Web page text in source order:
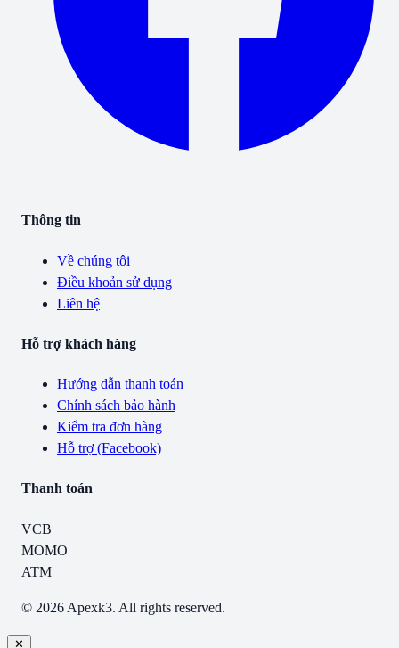
Thông tin
Về chúng tôi
Điều khoản sử dụng
Liên hệ
Hỗ trợ khách hàng
Hướng dẫn thanh toán
Chính sách bảo hành
Kiểm tra đơn hàng
Hỗ trợ (Facebook)
Thanh toán
VCB
MOMO
ATM
© 2026 Apexk3. All rights reserved.
✕